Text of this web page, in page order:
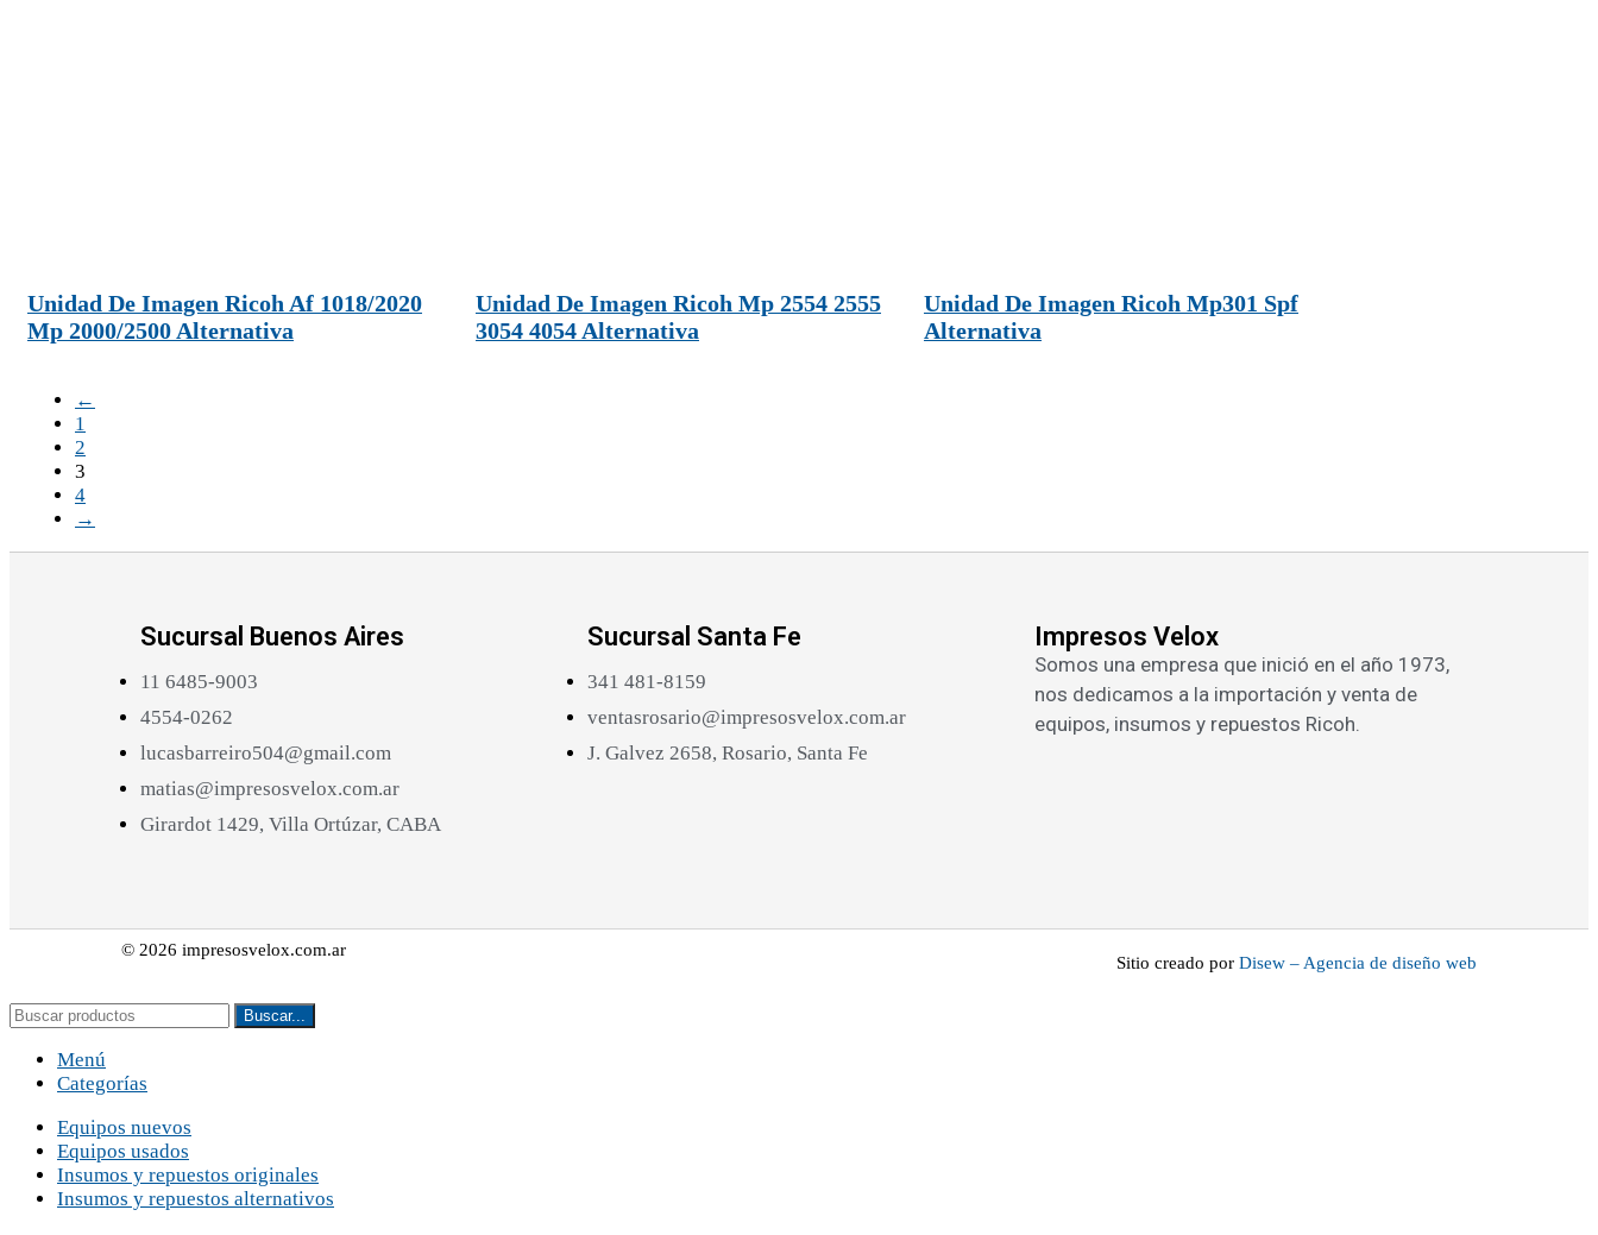
Unidad De Imagen Ricoh Af 1018/2020
Mp 2000/2500 Alternativa
Unidad De Imagen Ricoh Mp 2554 2555
3054 4054 Alternativa
Unidad De Imagen Ricoh Mp301 Spf
Alternativa
←
1
2
3
4
→
Sucursal Buenos Aires
11 6485-9003
4554-0262
lucasbarreiro504@gmail.com
matias@impresosvelox.com.ar
Girardot 1429, Villa Ortúzar, CABA
Sucursal Santa Fe
341 481-8159
ventasrosario@impresosvelox.com.ar
J. Galvez 2658, Rosario, Santa Fe
Impresos Velox
Somos una empresa que inició en el año 1973,
nos dedicamos a la importación y venta de
equipos, insumos y repuestos Ricoh.
© 2026 impresosvelox.com.ar
Sitio creado por Disew – Agencia de diseño web
Buscar...
Menú
Categorías
Equipos nuevos
Equipos usados
Insumos y repuestos originales
Insumos y repuestos alternativos